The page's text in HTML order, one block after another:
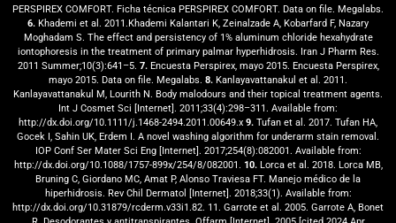
PERSPIREX COMFORT. Ficha técnica PERSPIREX COMFORT. Data on file. Megalabs.
6. Khademi et al. 2011.Khademi Kalantari K, Zeinalzade A, Kobarfard F, Nazary
Moghadam S. The effect and persistency of 1% aluminum chloride hexahydrate
iontophoresis in the treatment of primary palmar hyperhidrosis. Iran J Pharm Res.
2011 Summer;10(3):641–5. 7.Encuesta Perspirex, mayo 2015. Encuesta Perspirex,
mayo 2015. Data on file. Megalabs. 8. Kanlayavattanakul et al. 2011.
Kanlayavattanakul M, Lourith N. Body malodours and their topical treatment agents.
Int J Cosmet Sci [Internet]. 2011;33(4):298–311. Available from:
http://dx.doi.org/10.1111/j.1468-2494.2011.00649.x 9. Tufan et al. 2017. Tufan HA,
Gocek I, Sahin UK, Erdem I. A novel washing algorithm for underarm stain removal.
IOP Conf Ser Mater Sci Eng [Internet]. 2017;254(8):082001. Available from:
http://dx.doi.org/10.1088/1757-899x/254/8/082001. 10.Lorca et al. 2018. Lorca MB,
Bruning C, Giordano MC, Amat P, Alonso Traviesa FT. Manejo médico de la
hiperhidrosis. Rev Chil Dermatol [Internet]. 2018;33(1). Available from:
http://dx.doi.org/10.31879/rcderm.v33i1.82. 11. Garrote et al. 2005. Garrote A, Bonet